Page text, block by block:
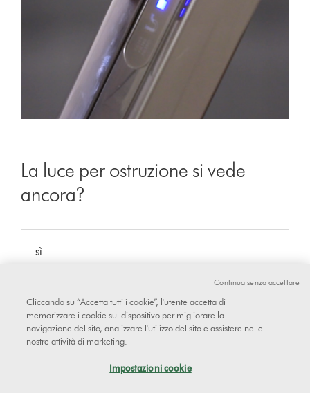
La luce per ostruzione si vede
ancora?
sì
No
Cliccando su “Accetta tutti i cookie”, l'utente accetta di
memorizzare i cookie sul dispositivo per migliorare la
navigazione del sito, analizzare l'utilizzo del sito e assistere nelle
nostre attività di marketing.
Impostazioni cookie
Continua senza accettare